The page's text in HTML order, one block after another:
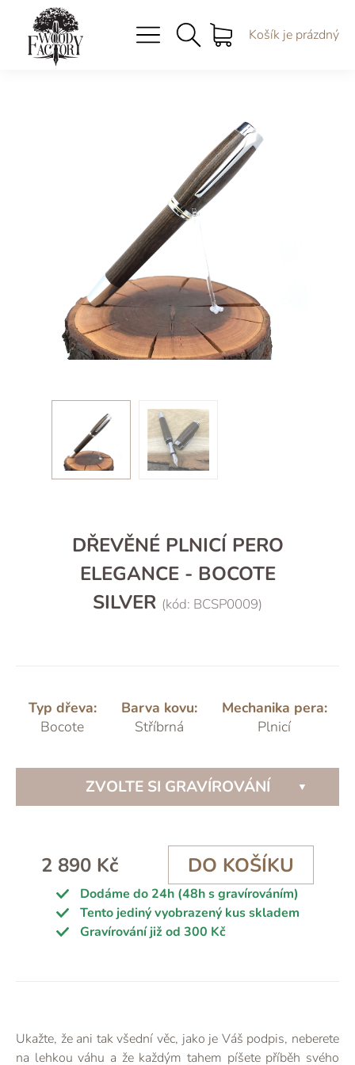
Košík je prázdný
DŘEVĚNÉ PLNICÍ PERO
ELEGANCE - BOCOTE
SILVER (kód: BCSP0009)
Typ dřeva:
Bocote
Barva kovu:
Stříbrná
Mechanika pera:
Plnicí
ZVOLTE SI GRAVÍROVÁNÍ
2 890 Kč DO KOŠÍKU
Dodáme do 24h (48h s gravírováním)
Tento jediný vyobrazený kus skladem
Gravírování již od 300 Kč
Ukažte, že ani tak všední věc, jako je Váš podpis, neberete
na lehkou váhu a že každým tahem píšete příběh svého